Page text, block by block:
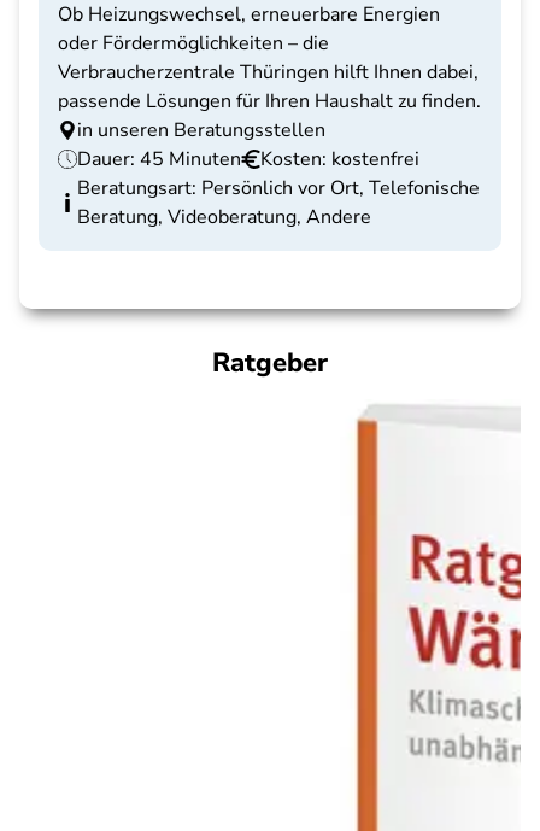
Ob Heizungswechsel, erneuerbare Energien
oder Fördermöglichkeiten – die
Verbraucherzentrale Thüringen hilft Ihnen dabei,
passende Lösungen für Ihren Haushalt zu finden.
in unseren Beratungsstellen
Dauer: 45 Minuten
Kosten: kostenfrei
Beratungsart: Persönlich vor Ort, Telefonische
Beratung, Videoberatung, Andere
Ratgeber